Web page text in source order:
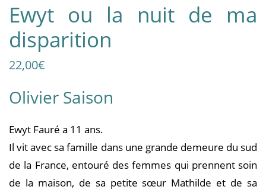
Ewyt ou la nuit de ma
disparition
22,00€
Olivier Saison
Ewyt Fauré a 11 ans.
Il vit avec sa famille dans une grande demeure du sud
de la France, entouré des femmes qui prennent soin
de la maison, de sa petite sœur Mathilde et de sa